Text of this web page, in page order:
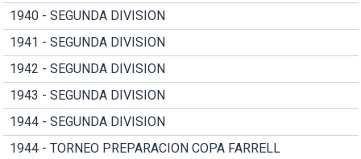
1940 - SEGUNDA DIVISION
1941 - SEGUNDA DIVISION
1942 - SEGUNDA DIVISION
1943 - SEGUNDA DIVISION
1944 - SEGUNDA DIVISION
1944 - TORNEO PREPARACION COPA FARRELL